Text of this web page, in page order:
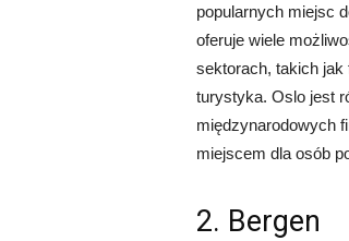
popularnych miejsc
oferuje wiele
sektorach, takich jak
turystyka. Oslo jest
międzynarodowych
miejscem dla osób
2. Bergen